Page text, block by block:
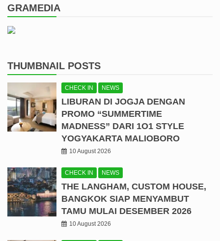
GRAMEDIA
THUMBNAIL POSTS
CHECK IN NEWS
LIBURAN DI JOGJA DENGAN
PROMO “SUMMERTIME
MADNESS” DARI 1O1 STYLE
YOGYAKARTA MALIOBORO
10 August 2026
CHECK IN NEWS
THE LANGHAM, CUSTOM HOUSE,
BANGKOK SIAP MENYAMBUT
TAMU MULAI DESEMBER 2026
10 August 2026